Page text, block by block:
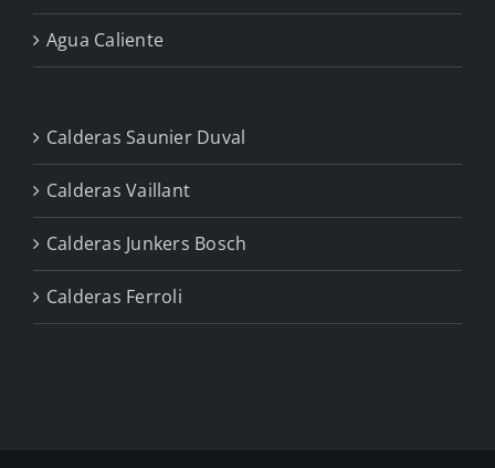
Agua Caliente
Calderas Saunier Duval
Calderas Vaillant
Calderas Junkers Bosch
Calderas Ferroli